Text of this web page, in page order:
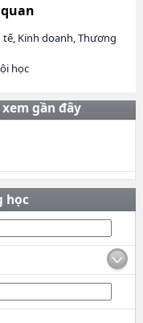
Kinh doanh, Thương
học
gần đây
học